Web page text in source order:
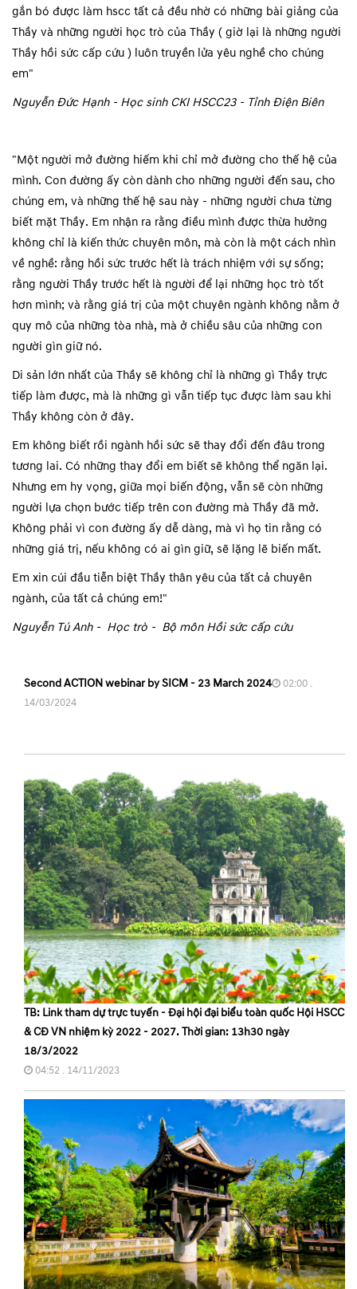
gắn bó được làm hscc tất cả đều nhờ có những bài giảng của
Thầy và những người học trò của Thầy ( giờ lại là những người
Thầy hồi sức cấp cứu ) luôn truyền lửa yêu nghề cho chúng
em"
Nguyễn Đức Hạnh - Học sinh CKI HSCC23 - Tỉnh Điện Biên
"Một người mở đường hiếm khi chỉ mở đường cho thế hệ của
mình. Con đường ấy còn dành cho những người đến sau, cho
chúng em, và những thế hệ sau này - những người chưa từng
biết mặt Thầy. Em nhận ra rằng điều mình được thừa hưởng
không chỉ là kiến thức chuyên môn, mà còn là một cách nhìn
về nghề: rằng hồi sức trước hết là trách nhiệm với sự sống;
rằng người Thầy trước hết là người để lại những học trò tốt
hơn mình; và rằng giá trị của một chuyên ngành không nằm ở
quy mô của những tòa nhà, mà ở chiều sâu của những con
người gìn giữ nó.
Di sản lớn nhất của Thầy sẽ không chỉ là những gì Thầy trực
tiếp làm được, mà là những gì vẫn tiếp tục được làm sau khi
Thầy không còn ở đây.
Em không biết rồi ngành hồi sức sẽ thay đổi đến đâu trong
tương lai. Có những thay đổi em biết sẽ không thể ngăn lại.
Nhưng em hy vọng, giữa mọi biến động, vẫn sẽ còn những
người lựa chọn bước tiếp trên con đường mà Thầy đã mở.
Không phải vì con đường ấy dễ dàng, mà vì họ tin rằng có
những giá trị, nếu không có ai gìn giữ, sẽ lặng lẽ biến mất.
Em xin cúi đầu tiễn biệt Thầy thân yêu của tất cả chuyên
ngành, của tất cả chúng em!"
Nguyễn Tú Anh - Học trò - Bộ môn Hồi sức cấp cứu
Second ACTION webinar by SICM - 23 March 2024
02:00 .
14/03/2024
TB: Link tham dự trực tuyến - Đại hội đại biểu toàn quốc Hội HSCC
& CĐ VN nhiệm kỳ 2022 - 2027. Thời gian: 13h30 ngày
18/3/2022
04:52 . 14/11/2023